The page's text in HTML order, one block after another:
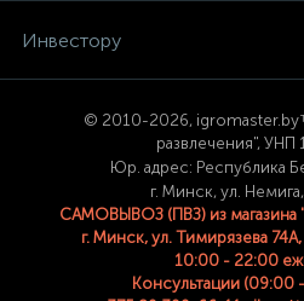
Инвестору
© 2010-2026, igromaster.
развлечения", УНП
Юр. адрес: Республика
г. Минск, ул.
САМОВЫВОЗ (ПВЗ) из магазина
г. Минск, ул. Тимирязева
10:00 - 22:00
Консультации (09:00